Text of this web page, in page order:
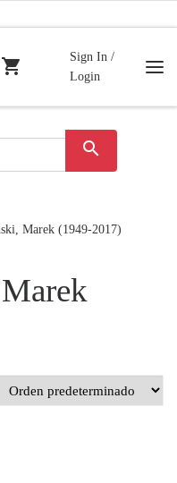
shopping_cart
Sign In /
Login
search
Marek (1949-2017)